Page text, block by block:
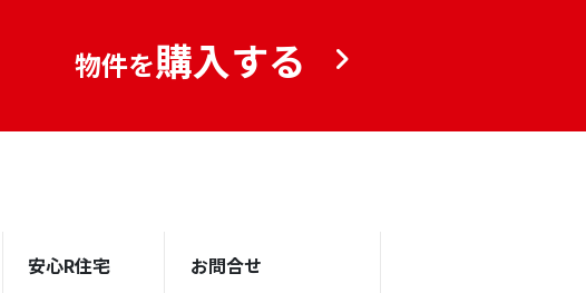
物件を購入する
安心R住宅 お問合せ